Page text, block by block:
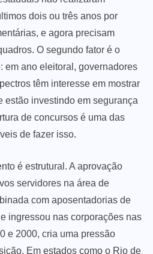
dois ou três anos por
e agora precisam
O segundo fator é o
em ano eleitoral, governadores
têm interesse em mostrar
estão investindo em segurança
de concursos é uma das
de fazer isso.
é estrutural. A aprovação
servidores na área de
com aposentadorias de
ingressou nas corporações nas
e 2000, cria uma pressão
Em estados como o Rio de